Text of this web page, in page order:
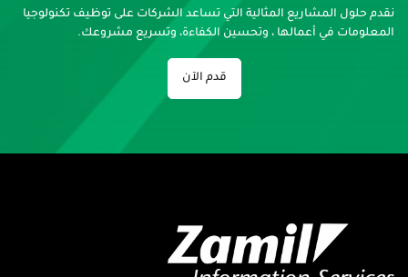
نقدم حلول المشاريع المثالية التي تساعد الشركات على توظيف تكنولوجيا
المعلومات في أعمالها ، وتحسين الكفاءة، وتسريع مشروعك.
قدم الآن